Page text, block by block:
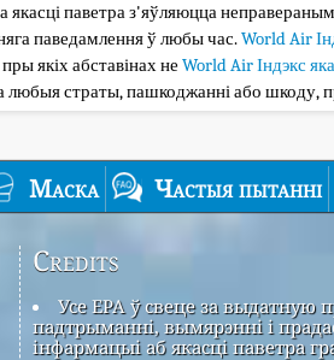
якасці паветра з'яўляюцца
паведамлення ў любы час.World Air
якіх абставінах не World Air Індэкс
любыя страты, пашкоджанні або шкоду,
Маска Частыя пытанні
Credits
Усе EPA ў свеце за выдатную
падтрыманні, вымярэнні і
інфармацыі аб якасці паветра